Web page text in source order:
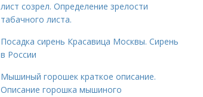
лист созрел. Определение зрелости
табачного листа.
Посадка сирень Красавица Москвы. Сирень
в России
Мышиный горошек краткое описание.
Описание горошка мышиного